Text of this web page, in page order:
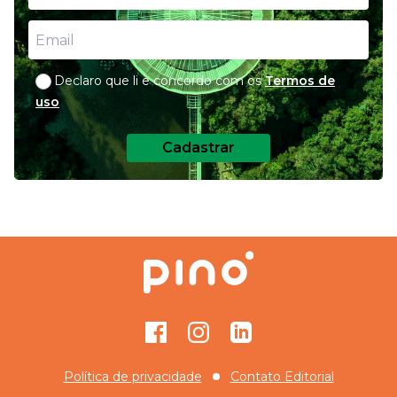
Declaro que li e concordo com os Termos de
uso
Cadastrar
FacebookInstagramGitHub
Política de privacidade Contato Editorial